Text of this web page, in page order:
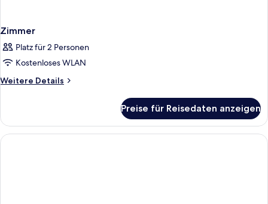
Zimmer
Platz für 2 Personen
Kostenloses WLAN
Weitere Details
Weitere
Preise für Reisedaten anzeigen